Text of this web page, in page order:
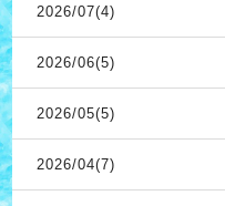
2026/07(4)
2026/06(5)
2026/05(5)
2026/04(7)